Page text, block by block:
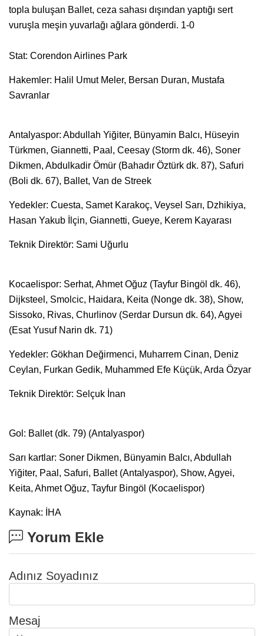
topla buluşan Ballet, ceza sahası dışından yaptığı sert
vuruşla meşin yuvarlağı ağlara gönderdi. 1-0
Stat: Corendon Airlines Park
Hakemler: Halil Umut Meler, Bersan Duran, Mustafa
Savranlar
Antalyaspor: Abdullah Yiğiter, Bünyamin Balcı, Hüseyin
Türkmen, Giannetti, Paal, Ceesay (Storm dk. 46), Soner
Dikmen, Abdulkadir Ömür (Bahadır Öztürk dk. 87), Safuri
(Boli dk. 67), Ballet, Van de Streek
Yedekler: Cuesta, Samet Karakoç, Veysel Sarı, Dzhikiya,
Hasan Yakub İlçin, Giannetti, Gueye, Kerem Kayarası
Teknik Direktör: Sami Uğurlu
Kocaelispor: Serhat, Ahmet Oğuz (Tayfur Bingöl dk. 46),
Dijksteel, Smolcic, Haidara, Keita (Nonge dk. 38), Show,
Sissoko, Rivas, Churlinov (Serdar Dursun dk. 64), Agyei
(Esat Yusuf Narin dk. 71)
Yedekler: Gökhan Değirmenci, Muharrem Cinan, Deniz
Ceylan, Furkan Gedik, Muhammed Efe Küçük, Arda Özyar
Teknik Direktör: Selçuk İnan
Gol: Ballet (dk. 79) (Antalyaspor)
Sarı kartlar: Soner Dikmen, Bünyamin Balcı, Abdullah
Yiğiter, Paal, Safuri, Ballet (Antalyaspor), Show, Agyei,
Keita, Ahmet Oğuz, Tayfur Bingöl (Kocaelispor)
Kaynak: İHA
Yorum Ekle
Adınız Soyadınız
Mesaj